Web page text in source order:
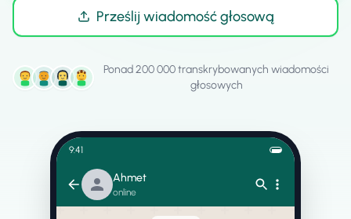
Prześlij wiadomość głosową
Ponad 200 000 transkrybowanych wiadomości
głosowych
9:41
Ahmet
online